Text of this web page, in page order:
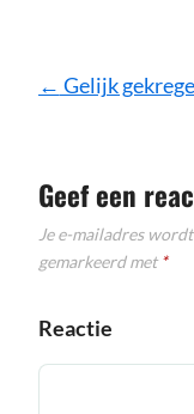
Bericht
← Gelijk
Geef een
Je e-mailadres
gemarkeerd met*
Reactie